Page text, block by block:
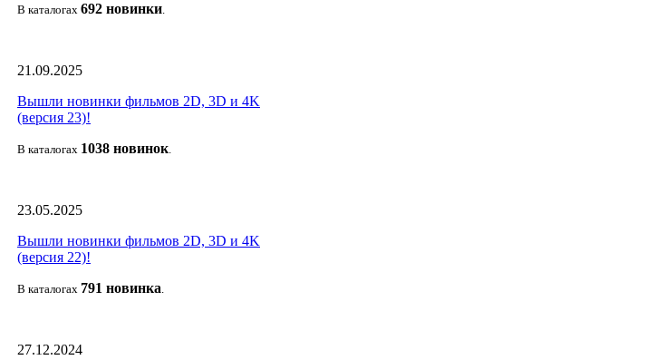
В каталогах 692 новинки.
21.09.2025
Вышли новинки фильмов 2D, 3D и 4K
(версия 23)!
В каталогах 1038 новинок.
23.05.2025
Вышли новинки фильмов 2D, 3D и 4K
(версия 22)!
В каталогах 791 новинка.
27.12.2024